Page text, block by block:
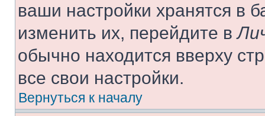
ваши настройки хранятся в
изменить их, перейдите в
обычно находится вверху
все свои настройки.
Вернуться к началу